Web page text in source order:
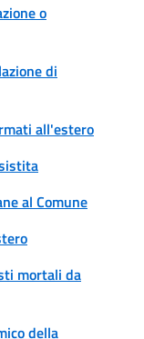
o
di
all'estero
al Comune
mortali da
della